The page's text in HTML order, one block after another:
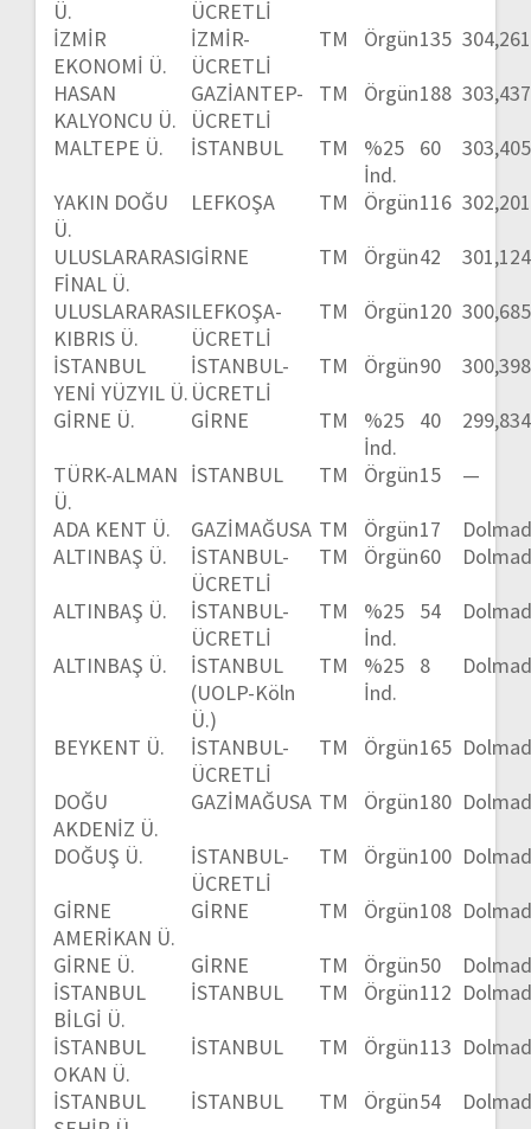
Ü.
ÜCRETLİ
İZMİR
EKONOMİ Ü.
İZMİR-
ÜCRETLİ
TM Örgün135
HASAN
KALYONCU Ü.
GAZİANTEP-
ÜCRETLİ
TM Örgün188
MALTEPE Ü.
İSTANBUL TM
%25
İnd.
60
YAKIN DOĞU
Ü.
LEFKOŞA TM Örgün116
ULUSLARARASI
FİNAL Ü.
GİRNE TM Örgün42
ULUSLARARASI
KIBRIS Ü.
LEFKOŞA-
ÜCRETLİ
TM Örgün120
İSTANBUL
YENİ YÜZYIL Ü.
İSTANBUL-
ÜCRETLİ
TM Örgün90
GİRNE Ü.
GİRNE TM
%25
İnd.
40
TÜRK-ALMAN
Ü.
İSTANBUL TM Örgün15
—
ADA KENT Ü.
GAZİMAĞUSA TM Örgün17
ALTINBAŞ Ü.
İSTANBUL-
ÜCRETLİ
TM Örgün60
ALTINBAŞ Ü.
İSTANBUL-
ÜCRETLİ
TM
%25
İnd.
54
ALTINBAŞ Ü.
İSTANBUL
(UOLP-Köln
Ü.)
TM
%25
İnd.
8
BEYKENT Ü.
İSTANBUL-
ÜCRETLİ
TM Örgün165
DOĞU
AKDENİZ Ü.
GAZİMAĞUSA TM Örgün180
DOĞUŞ Ü.
İSTANBUL-
ÜCRETLİ
TM Örgün100
GİRNE
AMERİKAN Ü.
GİRNE TM Örgün108
GİRNE Ü.
GİRNE TM Örgün50
İSTANBUL
BİLGİ Ü.
İSTANBUL TM Örgün112
İSTANBUL
OKAN Ü.
İSTANBUL TM Örgün113
İSTANBUL
İSTANBUL TM Örgün54